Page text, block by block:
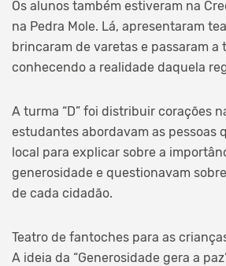
Os alunos também estiveram na
na Pedra Mole. Lá, apresentaram
brincaram de varetas e passaram a
conhecendo a realidade daquela
A turma “D” foi distribuir corações
estudantes abordavam as pessoas
local para explicar sobre a
generosidade e questionavam
de cada cidadão.
Teatro de fantoches para as
A ideia da “Generosidade gera a